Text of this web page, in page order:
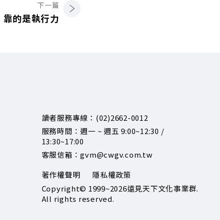
下一篇
的是執行力
讀者服務專線：(02)2662-0012
服務時間：週一 ~ 週五 9:00~12:30 /
13:30~17:00
客服信箱：gvm@cwgv.com.tw
著作權聲明
隱私權政策
Copyright© 1999~2026遠見天下文化事業群.
All rights reserved.